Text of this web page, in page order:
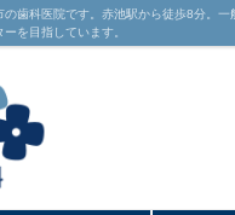
の歯科医院です。赤池駅から徒歩8分。
を目指しています。